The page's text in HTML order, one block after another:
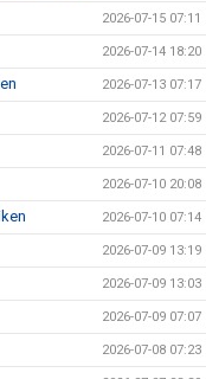
2026-07-15 07:11
2026-07-14 18:20
2026-07-13 07:17
2026-07-12 07:59
2026-07-11 07:48
2026-07-10 20:08
2026-07-10 07:14
2026-07-09 13:19
2026-07-09 13:03
2026-07-09 07:07
2026-07-08 07:23